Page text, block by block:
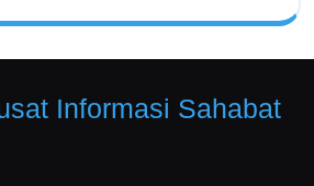
Informasi Sahabat